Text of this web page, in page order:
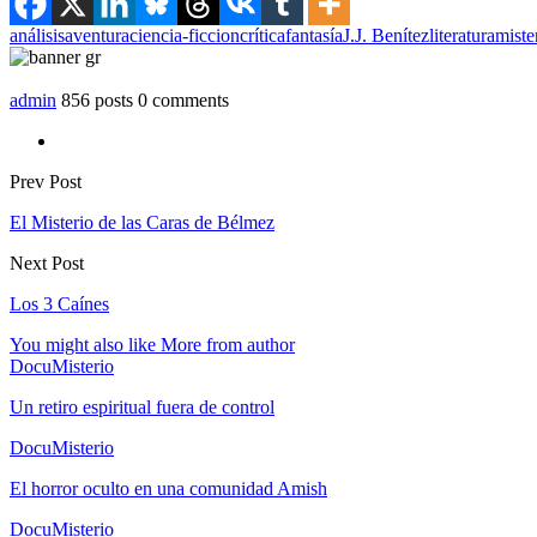
análisisaventuraciencia-ficcioncríticafantasíaJ.J. Benítezliteratura
admin 856 posts 0 comments
Prev Post
El Misterio de las Caras de Bélmez
Next Post
Los 3 Caínes
You might also like More from author
DocuMisterio
Un retiro espiritual fuera de control
DocuMisterio
El horror oculto en una comunidad Amish
DocuMisterio